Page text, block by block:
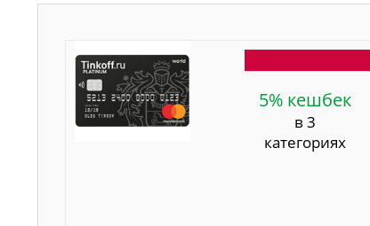
5% кешбек
в 3
категориях